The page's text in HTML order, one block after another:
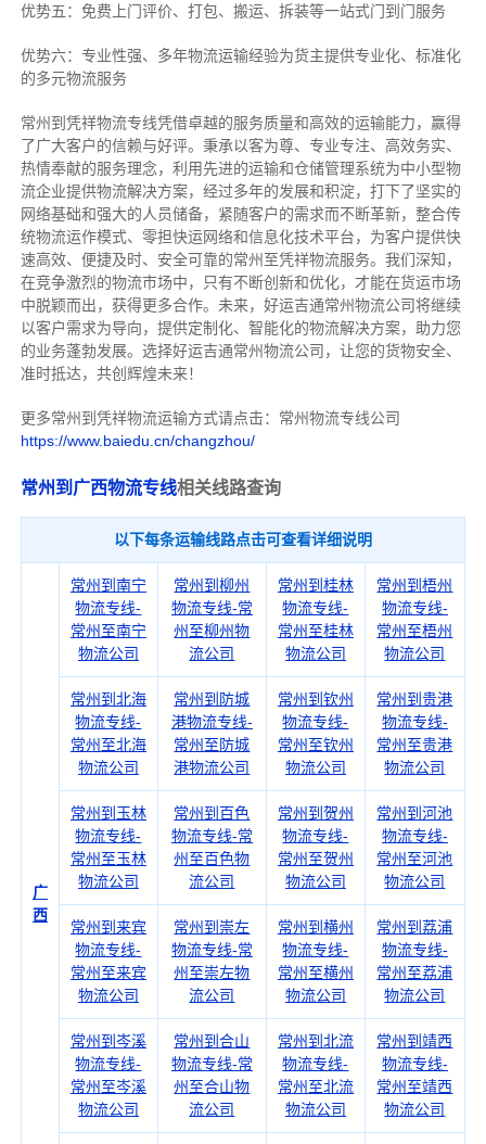
优势五：免费上门评价、打包、搬运、拆装等一站式门到门服务
优势六：专业性强、多年物流运输经验为货主提供专业化、标准化
的多元物流服务
常州到凭祥物流专线凭借卓越的服务质量和高效的运输能力，赢得
了广大客户的信赖与好评。 秉承以客为尊、专业专注、高效务实、
热情奉献的服务理念，利用先进的运输和仓储管理系统为中小型物
流企业提供物流解决方案，经过多年的发展和积淀，打下了坚实的
网络基础和强大的人员储备，紧随客户的需求而不断革新，整合传
统物流运作模式、零担快运网络和信息化技术平台，为客户提供快
速高效、便捷及时、安全可靠的常州至凭祥物流服务。 我们深知，
在竞争激烈的物流市场中，只有不断创新和优化，才能在货运市场
中脱颖而出，获得更多合作。 未来，好运吉通常州物流公司将继续
以客户需求为导向，提供定制化、智能化的物流解决方案，助力您
的业务蓬勃发展。选择好运吉通常州物流公司，让您的货物安全、
准时抵达，共创辉煌未来！
更多常州到凭祥物流运输方式请点击：常州物流专线公司
https://www.baiedu.cn/changzhou/
常州到广西物流专线相关线路查询
以下每条运输线路点击可查看详细说明
广
西
常州到南宁
物流专线-
常州至南宁
物流公司
常州到柳州
物流专线-常
州至柳州物
流公司
常州到桂林
物流专线-
常州至桂林
物流公司
常州到梧州
物流专线-
常州至梧州
物流公司
常州到北海
物流专线-
常州至北海
物流公司
常州到防城
港物流专线-
常州至防城
港物流公司
常州到钦州
物流专线-
常州至钦州
物流公司
常州到贵港
物流专线-
常州至贵港
物流公司
常州到玉林
物流专线-
常州至玉林
物流公司
常州到百色
物流专线-常
州至百色物
流公司
常州到贺州
物流专线-
常州至贺州
物流公司
常州到河池
物流专线-
常州至河池
物流公司
常州到来宾
物流专线-
常州至来宾
物流公司
常州到崇左
物流专线-常
州至崇左物
流公司
常州到横州
物流专线-
常州至横州
物流公司
常州到荔浦
物流专线-
常州至荔浦
物流公司
常州到岑溪
物流专线-
常州至岑溪
物流公司
常州到合山
物流专线-常
州至合山物
流公司
常州到北流
物流专线-
常州至北流
物流公司
常州到靖西
物流专线-
常州至靖西
物流公司